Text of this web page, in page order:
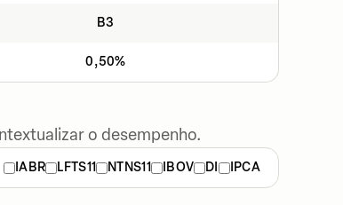
B3
0,50%
o desempenho.
IABR LFTS11 NTNS11 IBOV DI
IPCA